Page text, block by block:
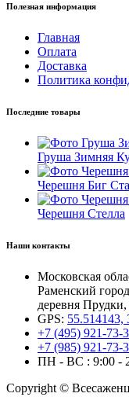
Полезная информация
Главная
Оплата
Доставка
Политика
Последние товары
Груша Зимняя
Черешня Биг
Черешня Стелла
Наши контакты
Московская
Раменский
деревня
GPS: 55.514143,
+7 (495) 921-73-
+7 (985) 921-73-
ПН - ВС : 9:00 -
Copyright ©